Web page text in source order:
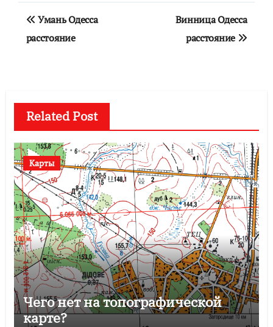
Навигация
по
Умань Одесса
расстояние
Винница Одесса
расстояние
Related Post
Карты
Чего нет на топографической
карте?